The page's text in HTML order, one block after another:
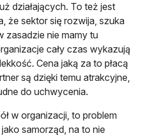
działających. To też jest
że sektor się rozwija, szuka
zasadzie nie mamy tu
cały czas wykazują
Cena jaką za to płacą
są dzięki temu atrakcyjne,
do uchwycenia.
w organizacji, to problem
samorząd, na to nie